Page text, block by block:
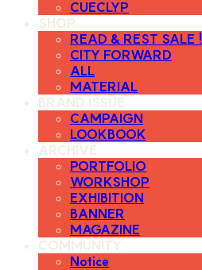
CUECLYP
SHOP
READ & REST SALE !
CITY FORWARD
ALL
MATERIAL
BRAND ISSUE
CAMPAIGN
LOOKBOOK
ARCHIVE
PORTFOLIO
WORKSHOP
EXHIBITION
BANNER
MAGAZINE
COMMUNITY
Notice